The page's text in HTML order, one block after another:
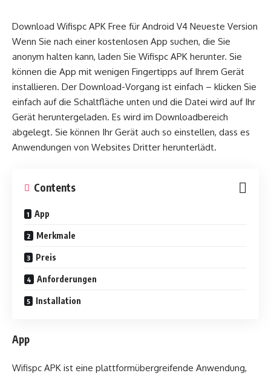
Download Wifispc APK Free für Android V4 Neueste Version
Wenn Sie nach einer kostenlosen App suchen, die Sie
anonym halten kann, laden Sie Wifispc APK herunter. Sie
können die App mit wenigen Fingertipps auf Ihrem Gerät
installieren. Der Download-Vorgang ist einfach – klicken Sie
einfach auf die Schaltfläche unten und die Datei wird auf Ihr
Gerät heruntergeladen. Es wird im Downloadbereich
abgelegt. Sie können Ihr Gerät auch so einstellen, dass es
Anwendungen von Websites Dritter herunterlädt.
Contents
App
Merkmale
Preis
Anforderungen
Installation
App
Wifispc APK ist eine plattformübergreifende Anwendung,